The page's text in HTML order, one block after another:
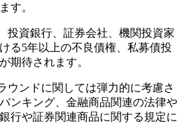
す。
投資銀行、証券会社、機関投資家
る5年以上の不良債権、私募債投
期待されます。
ウンドに関しては弾力的に考慮さ
ンキング、金融商品関連の法律や
行や証券関連商品に関する規定に